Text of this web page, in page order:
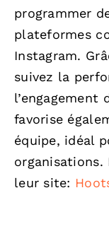
programmer
plateformes
Instagram.
suivez la
l’engagement
favorise
équipe, idéal
organisations.
leur site: